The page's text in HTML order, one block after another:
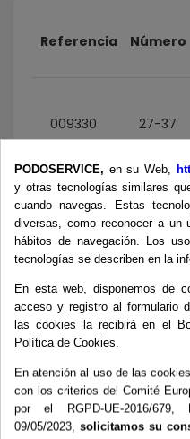
Referencia Número
009330 27-37
009331 38-50
Todos los
PODOSERVICE, en su Web,
y otras tecnologías similares
cuando navegas. Estas
diversas, como reconocer a un
hábitos de navegación. Los
tecnologías se describen en la
En esta web, disponemos de
acceso y registro al formulario
las cookies la recibirá en el
Política de Cookies.
En atención al uso de las
con los criterios del Comité
por el RGPD-UE-2016/679,
09/05/2023,solicitamos su